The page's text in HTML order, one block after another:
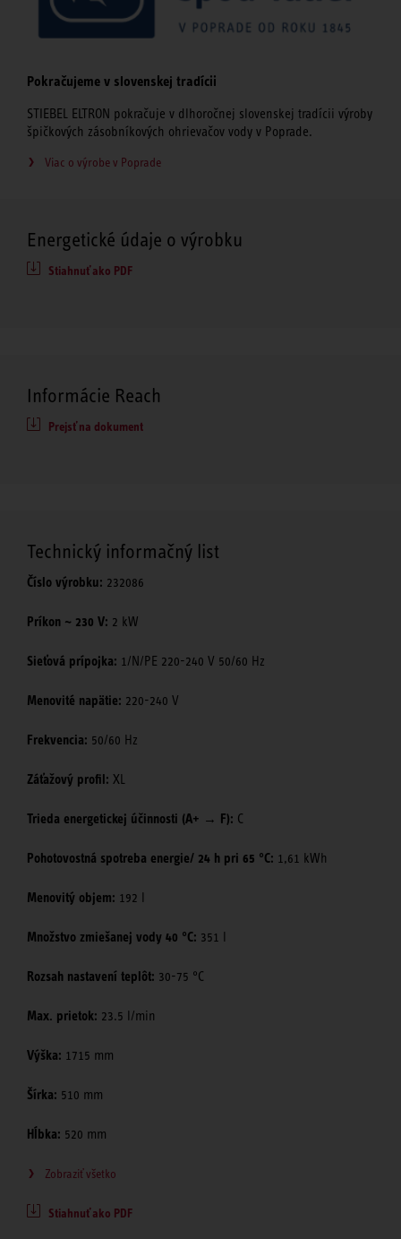
Pokračujeme v slovenskej tradícii
STIEBEL ELTRON pokračuje v dlhoročnej slovenskej tradícii výroby
špičkových zásobníkových ohrievačov vody v Poprade.
Viac o výrobe v Poprade
Energetické údaje o výrobku
Stiahnuť ako PDF
Informácie Reach
Prejsť na dokument
Technický informačný list
Číslo výrobku: 232086
Príkon ~ 230 V: 2 kW
Sieťová prípojka: 1/N/PE 220-240 V 50/60 Hz
Menovité napätie: 220-240 V
Frekvencia: 50/60 Hz
Záťažový profil: XL
Trieda energetickej účinnosti (A+ → F): C
Pohotovostná spotreba energie/ 24 h pri 65 °C: 1,61 kWh
Menovitý objem: 192 l
Množstvo zmiešanej vody 40 °C: 351 l
Rozsah nastavení teplôt: 30-75 °C
Max. prietok: 23.5 l/min
Výška: 1715 mm
Šírka: 510 mm
Hĺbka: 520 mm
Zobraziť všetko
Stiahnuť ako PDF